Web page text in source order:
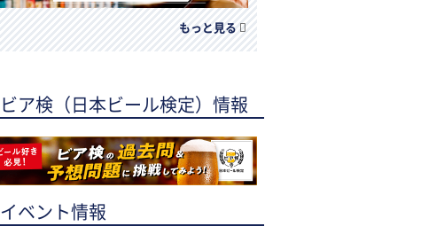
もっと見る
ビア検（日本ビール検定）情報
イベント情報